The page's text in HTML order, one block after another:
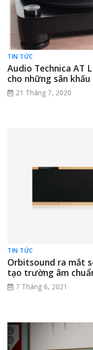
TIN TỨC
Audio Technica AT
cho những sân
21 Tháng 7, 2020
TIN TỨC
Orbitsound ra mắt
tạo trường âm
7 Tháng 6, 2021